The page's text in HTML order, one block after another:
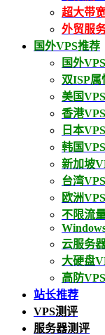
超大带
外贸服
国外VPS推荐
国外
双ISP
美国
香港
日本
韩国
新加坡
台湾
欧洲
不限流
云服务
大硬盘
高防VPS
站长推荐
VPS测评
服务器测评